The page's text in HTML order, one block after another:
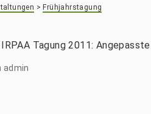
> Frühjahrstagung
IRPAA Tagung 2011:
admin